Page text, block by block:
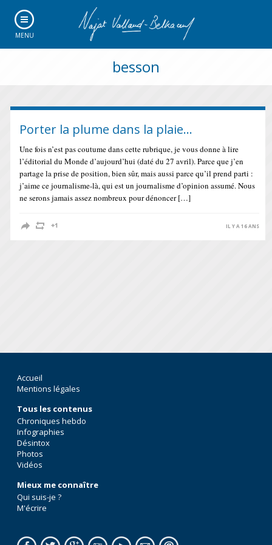
MENU
besson
Porter la plume dans la plaie…
Une fois n’est pas coutume dans cette rubrique, je vous donne à lire
l’éditorial du Monde d’aujourd’hui (daté du 27 avril). Parce que j’en
partage la prise de position, bien sûr, mais aussi parce qu’il prend parti :
j’aime ce journalisme-là, qui est un journalisme d’opinion assumé. Nous
ne serons jamais assez nombreux pour dénoncer […]
IL Y A 16 ANS
Accueil
Mentions légales
Tous les contenus
Chroniques hebdo
Infographies
Désintox
Photos
Vidéos
Mieux me connaître
Qui suis-je ?
M'écrire